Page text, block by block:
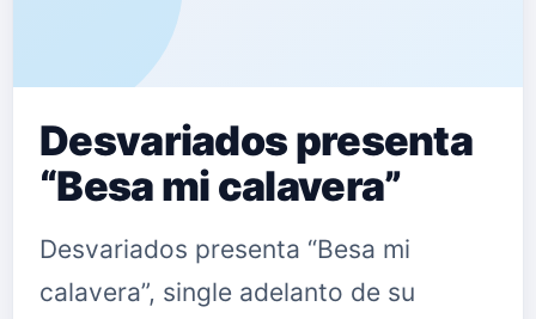
Desvariados presenta
“Besa mi calavera”
Desvariados presenta “Besa mi
calavera”, single adelanto de su